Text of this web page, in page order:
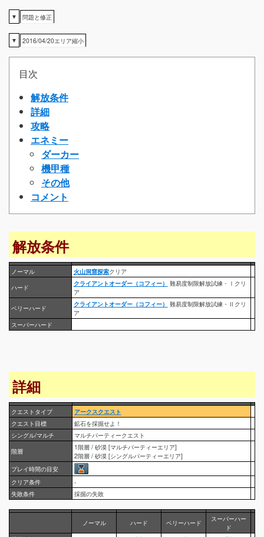
▼ 問題と修正
▼ 2016/04/20エリア縮小
目次
解放条件
詳細
攻略
エネミー
ダーカー
機甲種
その他
コメント
解放条件
ノーマル 火山洞窟探索クリア
ハード
クライアントオーダー（コフィー） 難易度制限解放試練・Ⅰクリ
ア
ベリーハード
クライアントオーダー（コフィー） 難易度制限解放試練・Ⅱクリ
ア
スーパーハード
詳細
クエストタイプ
アークスクエスト
クエスト目標
鉱石を採掘せよ！
シングル/マルチ
マルチパーティークエスト
階層
1階層 / 砂漠 [マルチパーティーエリア]
2階層 / 砂漠 [シングルパーティーエリア]
プレイ時間の目安
クリア条件
-
失敗条件
採掘の失敗
ノーマル ハード ベリーハード
スーパーハー
ド